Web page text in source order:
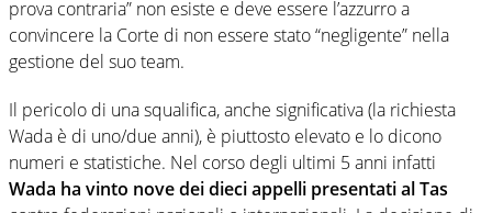
prova contraria” non esiste e deve essere l’azzurro a
convincere la Corte di non essere stato “negligente” nella
gestione del suo team.
Il pericolo di una squalifica, anche significativa (la richiesta
Wada è di uno/due anni), è piuttosto elevato e lo dicono
numeri e statistiche. Nel corso degli ultimi 5 anni infatti
Wada ha vinto nove dei dieci appelli presentati al Tas